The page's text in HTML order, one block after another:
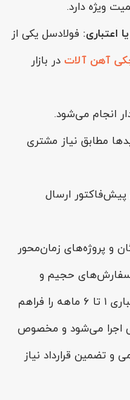
ویژه دارد.
اعتباری: فولادسل یکی از
آهن آلات در بازار
انجام می‌شود.
مطابق نیاز مشتری
ارسال
و پروژه‌های زمان‌محور
سفارش‌های حجیم و
پروژه‌ای نیز فولادسل امکان خرید اعتباری ۱ تا ۶ ماهه را فراهم
اجرا می‌شود و مخصوص
تضمین قرارداد نیاز